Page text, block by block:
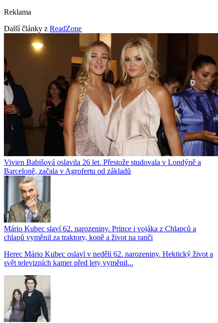
Reklama
Další články z ReadZone
Vivien Babišová oslavila 26 let. Přestože studovala v Londýně a
Barceloně, začala v Agrofertu od základů
Mário Kubec slaví 62. narozeniny. Prince i vojáka z Chlapců a
chlapů vyměnil za traktory, koně a život na ranči
Herec Mário Kubec oslaví v neděli 62. narozeniny. Hektický život a
svět televizních kamer před lety vyměnil...